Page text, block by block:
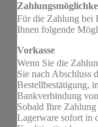
Für die Zahlung bei
Ihnen folgende
Vorkasse
Wenn Sie die
Sie nach Abschluss
Bestellbestätigung,
Bankverbindung
Sobald Ihre
Lagerware sofort in